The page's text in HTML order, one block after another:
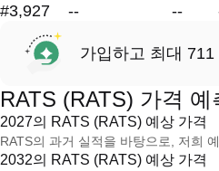
#3,927 -- --
가입하고 최대 711
RATS (RATS) 가격 예
2027의 RATS (RATS) 예상 가격
RATS의 과거 실적을 바탕으로, 저희
2032의 RATS (RATS) 예상 가격